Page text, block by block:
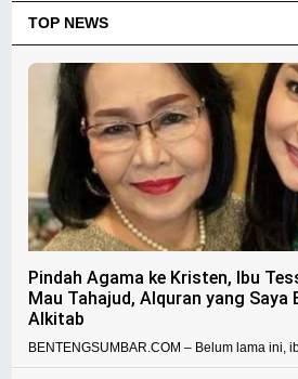
TOP NEWS
Pindah Agama ke Kristen, Ibu
Mau Tahajud, Alquran yang Saya
Alkitab
BENTENGSUMBAR.COM – Belum lama ini,